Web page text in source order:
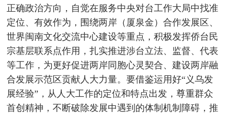
正确政治方向，自觉在服务中央对台工作大局中找准
定位、有效作为，围绕两岸（厦泉金）合作发展区、
世界闽南文化交流中心建设等重点，积极发挥侨台民
宗基层联系点作用，扎实推进涉台立法、监督、代表
等工作，为更好促进两岸同胞心灵契合、建设两岸融
合发展示范区贡献人大力量。要借鉴运用好“义乌发
展经验”，从人大工作的定位和特点出发，尊重群众
首创精神，不断破除发展中遇到的体制机制障碍，推